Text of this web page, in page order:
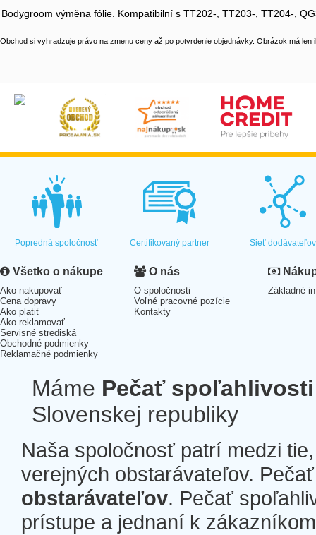
Bodygroom výměna fólie. Kompatibilní s TT202-, TT203-, TT204-,
Obchod si vyhradzuje právo na zmenu ceny až po potvrdenie objednávky. Obrázok má len
Popredná spoločnosť Certifikovaný partner Sieť dodávateľov
Všetko o nákupe
Ako nakupovať
Cena dopravy
Ako platiť
Ako reklamovať
Servisné strediská
Obchodné podmienky
Reklamačné podmienky
O nás
O spoločnosti
Voľné pracovné pozície
Kontakty
Základné
Máme Pečať spoľahlivosti
Slovenskej republiky
Naša spoločnosť patrí medzi
verejných obstarávateľov.
obstarávateľov. Pečať
prístupe a jednaní k